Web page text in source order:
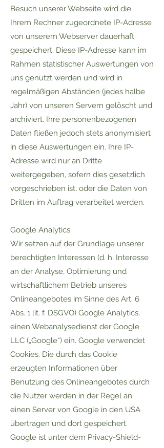
Besuch unserer Webseite wird die
Ihrem Rechner zugeordnete IP-Adresse
von unserem Webserver dauerhaft
gespeichert. Diese IP-Adresse kann im
Rahmen statistischer Auswertungen von
uns genutzt werden und wird in
regelmäßigen Abständen (jedes halbe
Jahr) von unseren Servern gelöscht und
archiviert. Ihre personenbezogenen
Daten fließen jedoch stets anonymisiert
in diese Auswertungen ein. Ihre IP-
Adresse wird nur an Dritte
weitergegeben, sofern dies gesetzlich
vorgeschrieben ist, oder die Daten von
Dritten im Auftrag verarbeitet werden.
Google Analytics
Wir setzen auf der Grundlage unserer
berechtigten Interessen (d. h. Interesse
an der Analyse, Optimierung und
wirtschaftlichem Betrieb unseres
Onlineangebotes im Sinne des Art. 6
Abs. 1 lit. f. DSGVO) Google Analytics,
einen Webanalysedienst der Google
LLC („Google“) ein. Google verwendet
Cookies. Die durch das Cookie
erzeugten Informationen über
Benutzung des Onlineangebotes durch
die Nutzer werden in der Regel an
einen Server von Google in den USA
übertragen und dort gespeichert.
Google ist unter dem Privacy-Shield-